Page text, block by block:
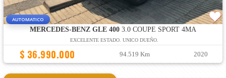
AUTOMATICO
MERCEDES-BENZ GLE 4003.0 COUPE SPORT 4MA
EXCELENTE ESTADO. UNICO DUEÑO.
$ 36.990.000 94.519 Km 2020